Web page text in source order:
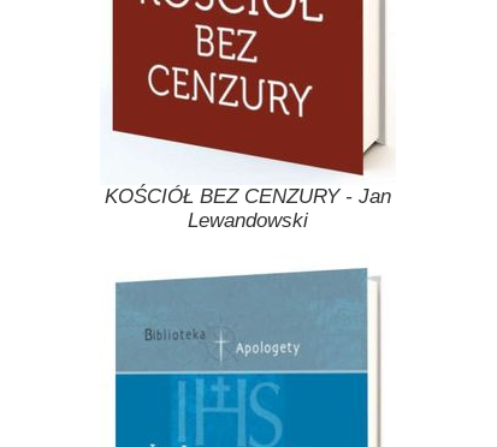
KOŚCIÓŁ BEZ CENZURY - Jan
Lewandowski